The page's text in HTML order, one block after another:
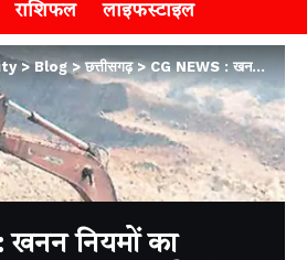
राशिफल लाइफस्टाइल
> Blog>छत्तीसगढ़>CG NEWS : खनन नियमों का उल्लंघन पड़ा भारी, पट्टा रद्द करने की चेतावनी
खनन नियमों का